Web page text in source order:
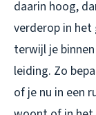
daarin hoog,
verderop in
terwijl je
leiding. Zo
of je nu in een